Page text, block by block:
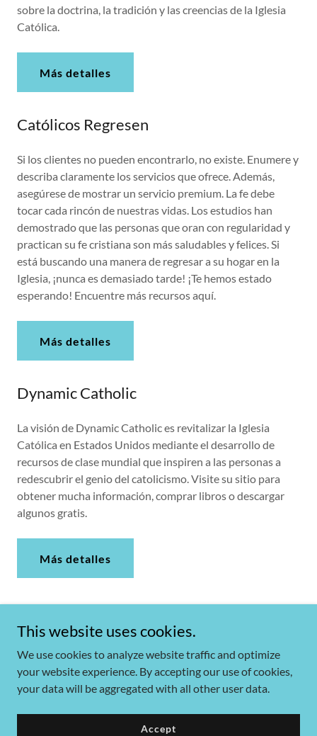
sobre la doctrina, la tradición y las creencias de la Iglesia
Católica.
Más detalles
Católicos Regresen
Si los clientes no pueden encontrarlo, no existe. Enumere y
describa claramente los servicios que ofrece. Además,
asegúrese de mostrar un servicio premium. La fe debe
tocar cada rincón de nuestras vidas. Los estudios han
demostrado que las personas que oran con regularidad y
practican su fe cristiana son más saludables y felices. Si
está buscando una manera de regresar a su hogar en la
Iglesia, ¡nunca es demasiado tarde! ¡Te hemos estado
esperando! Encuentre más recursos aquí.
Más detalles
Dynamic Catholic
La visión de Dynamic Catholic es revitalizar la Iglesia
Católica en Estados Unidos mediante el desarrollo de
recursos de clase mundial que inspiren a las personas a
redescubrir el genio del catolicismo. Visite su sitio para
obtener mucha información, comprar libros o descargar
algunos gratis.
Más detalles
Copyright © 2026 Our Lady of Guadalupe Catholic Church &
Shrine - All Rights Reserved.
This website uses cookies.
We use cookies to analyze website traffic and optimize
your website experience. By accepting our use of cookies,
your data will be aggregated with all other user data.
Accept